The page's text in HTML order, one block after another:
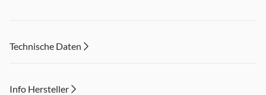
Technische Daten
Info Hersteller